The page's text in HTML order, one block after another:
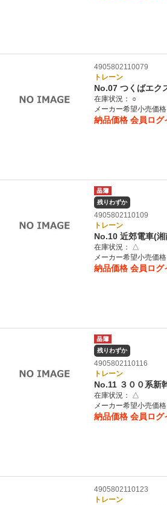
4905802110079
トレーン
No.07 つくばエク
在庫状況：
○
メーカー希望小売価
納品価格 会員ログ
残りわずか
4905802110109
トレーン
No.10 近郊電車(湘
在庫状況：
△
メーカー希望小売価
納品価格 会員ログ
残りわずか
4905802110116
トレーン
No.11 ３００系新
在庫状況：
△
メーカー希望小売価
納品価格 会員ログ
4905802110123
トレーン